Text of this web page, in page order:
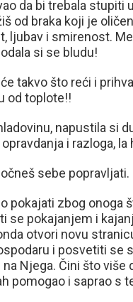
da bi trebala stupiti
od braka koji je
ljubav i smirenost.
si se bludu!
takvo što reći i
od toplote!!
napustila si
i razloga,
sebe popravljati.
pokajati zbog onoga
se pokajanjem i
otvori novu
i posvetiti se
Njega. Čini što
pomogao i saprao s